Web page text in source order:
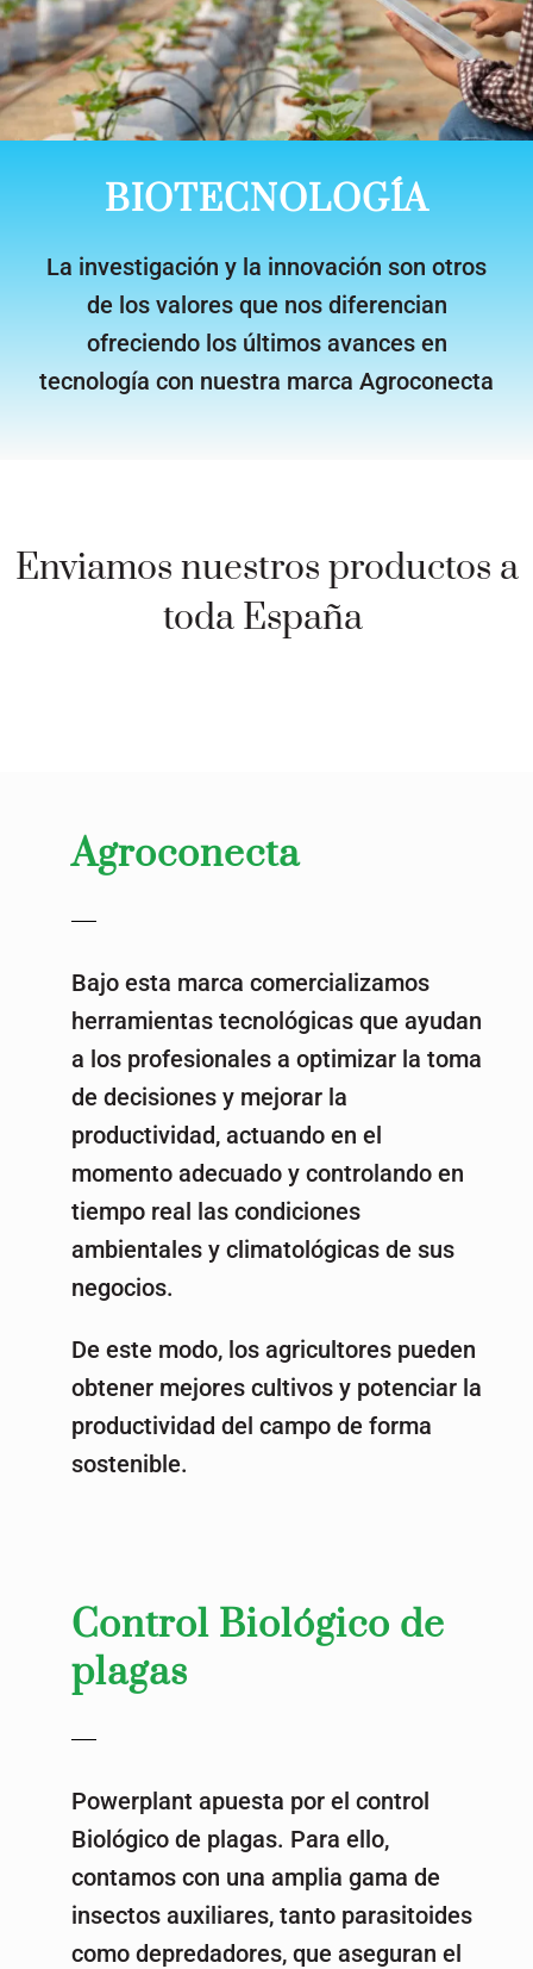
BIOTECNOLOGÍA
La investigación y la innovación son otros
de los valores que nos diferencian
ofreciendo los últimos avances en
tecnología con nuestra marca Agroconecta
Enviamos nuestros productos a
toda España
Agroconecta
Bajo esta marca comercializamos
herramientas tecnológicas que ayudan
a los profesionales a optimizar la toma
de decisiones y mejorar la
productividad, actuando en el
momento adecuado y controlando en
tiempo real las condiciones
ambientales y climatológicas de sus
negocios.
De este modo, los agricultores pueden
obtener mejores cultivos y potenciar la
productividad del campo de forma
sostenible.
Control Biológico de
plagas
Powerplant apuesta por el control
Biológico de plagas. Para ello,
contamos con una amplia gama de
insectos auxiliares, tanto parasitoides
como depredadores, que aseguran el